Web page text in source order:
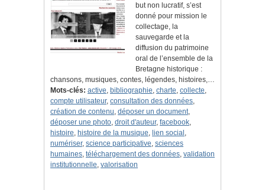
but non lucratif, s’est
donné pour mission le
collectage, la
sauvegarde et la
diffusion du patrimoine
oral de l’ensemble de la
Bretagne historique :
chansons, musiques, contes, légendes, histoires,…
Mots-clés: active, bibliographie, charte, collecte,
compte utilisateur, consultation des données,
création de contenu, déposer un document,
déposer une photo, droit d'auteur, facebook,
histoire, histoire de la musique, lien social ,
numériser, science participative, sciences
humaines, téléchargement des données, validation
institutionnelle, valorisation